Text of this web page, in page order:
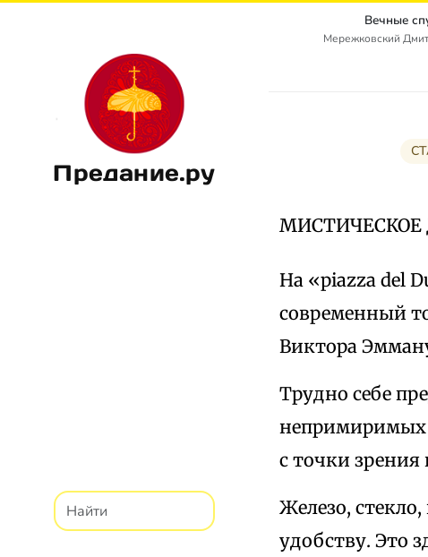
Предание.ру
Вечные
Мережковский
На «piazza del
современный
Виктора
Трудно себе
непримиримых
с точки зрения
Железо,
удобству. Это